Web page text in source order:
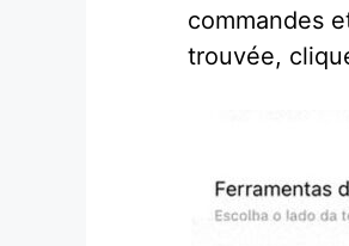
commandes
trouvée,